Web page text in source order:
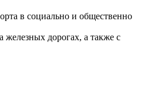
в социально и общественно
дорогах, а также с